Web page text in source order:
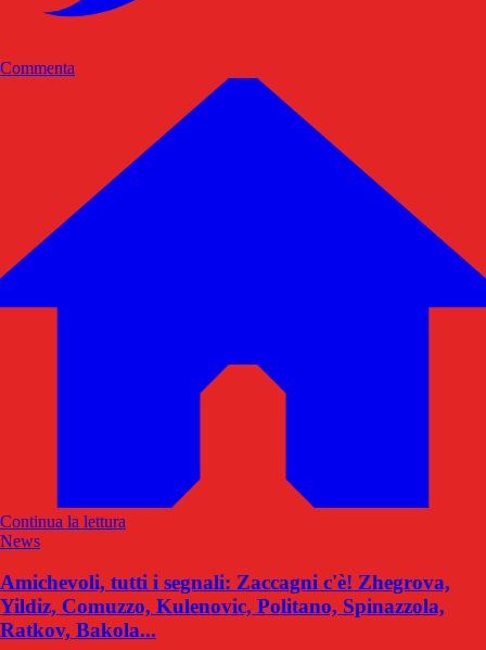
Commenta
Continua la lettura
News
Amichevoli, tutti i segnali: Zaccagni c'è! Zhegrova,
Yildiz, Comuzzo, Kulenovic, Politano, Spinazzola,
Ratkov, Bakola...